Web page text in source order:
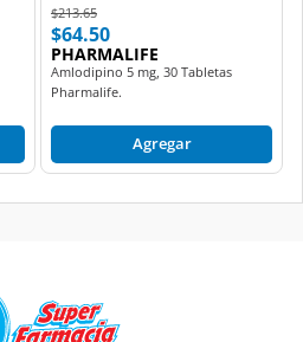
Price reduced from
$213.65to
$64.50
PHARMALIFE
Amlodipino 5 mg, 30 Tabletas
Pharmalife.
Agregar